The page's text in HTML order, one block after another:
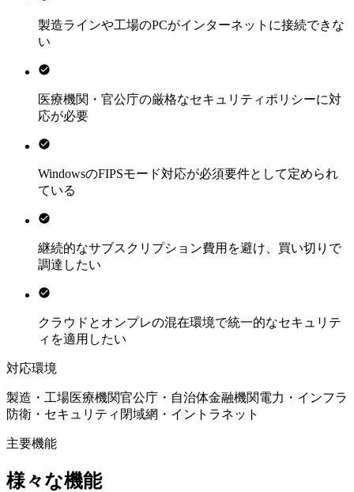
製造ラインや工場のPCがインターネットに接続できな
い
医療機関・官公庁の厳格なセキュリティポリシーに対
応が必要
WindowsのFIPSモード対応が必須要件として定められ
ている
継続的なサブスクリプション費用を避け、買い切りで
調達したい
クラウドとオンプレの混在環境で統一的なセキュリテ
ィを適用したい
対応環境
製造・工場医療機関官公庁・自治体金融機関電力・インフラ
防衛・セキュリティ 閉域網・イントラネット
主要機能
様々な機能